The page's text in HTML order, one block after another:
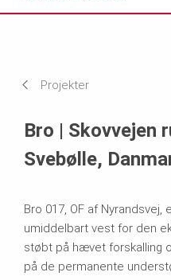
Projekter
Bro | Skovvejen
Svebølle,
Bro 017, OF af Nyrandsvej,
umiddelbart vest for den
støbt på hævet forskalling
på de permanente